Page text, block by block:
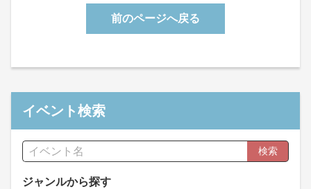
前のページへ戻る
イベント検索
検索
ジャンルから探す